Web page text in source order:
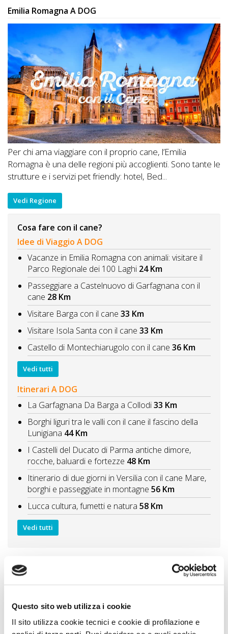
Questo sito web utilizza i cookie
Il sito utilizza cookie tecnici e cookie di profilazione e
Inserisci
Attività
Accedi
Registrati
Emilia Romagna A DOG
Per chi ama viaggiare con il proprio cane, l’Emilia
Romagna è una delle regioni più accoglienti. Sono tante le
strutture e i servizi pet friendly: hotel, Bed...
Vedi Regione
Cosa fare con il cane?
Idee di Viaggio A DOG
Vacanze in Emilia Romagna con animali: visitare il
Parco Regionale dei 100 Laghi 24 Km
Passeggiare a Castelnuovo di Garfagnana con il
cane 28 Km
Visitare Barga con il cane 33 Km
Visitare Isola Santa con il cane 33 Km
Castello di Montechiarugolo con il cane 36 Km
Vedi tutti
Itinerari A DOG
La Garfagnana Da Barga a Collodi33 Km
Borghi liguri tra le valli con il cane il fascino della
Lunigiana 44 Km
I Castelli del Ducato di Parma antiche dimore,
rocche, baluardi e fortezze 48 Km
Itinerario di due giorni in Versilia con il cane Mare,
borghi e passeggiate in montagne 56 Km
Lucca cultura, fumetti e natura 58 Km
Vedi tutti
Zampa Vacanza Consiglia